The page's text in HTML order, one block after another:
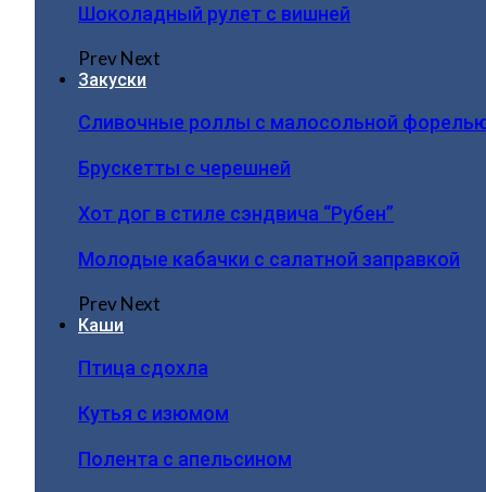
Шоколадный рулет с вишней
PrevNext
Закуски
Сливочные роллы с малосольной
Брускетты с черешней
Хот дог в стиле сэндвича “Рубен”
Молодые кабачки с салатной заправкой
PrevNext
Каши
Птица сдохла
Кутья с изюмом
Полента с апельсином